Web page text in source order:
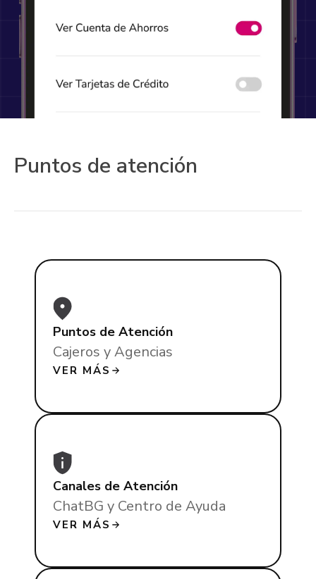
Puntos de atención
Puntos de Atención
Cajeros y Agencias
VER MÁS
Canales de Atención
ChatBG y Centro de Ayuda
VER MÁS